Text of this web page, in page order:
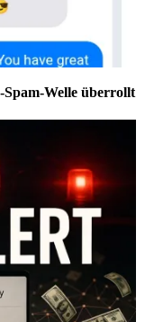
Welle überrollt